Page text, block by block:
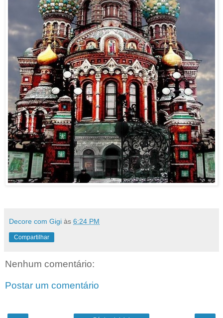
Decore com Gigi às 6:24 PM
Compartilhar
Nenhum comentário:
Postar um comentário